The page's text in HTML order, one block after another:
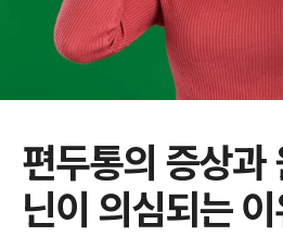
편두통의 증상과
닌이 의심되는